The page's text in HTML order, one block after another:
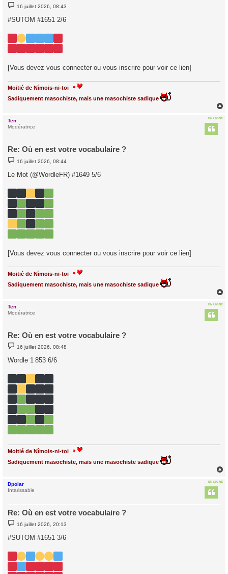
M
e
s
s
g
e
16 juillet 2026, 08:43
#SUTOM #1651 2/6
[Vous devez vous connecter ou vous inscrire pour voir ce lien]
Moitié de Nîmois-ni-toi
Sadiquement masochiste, mais une masochiste sadique
EN LIGNE
Ten
Modératrice
Re: Où en est votre vocabulaire ?
M
e
s
s
g
16 juillet 2026, 08:44
Le Mot (@WordleFR) #1649 5/6
[Vous devez vous connecter ou vous inscrire pour voir ce lien]
Moitié de Nîmois-ni-toi
Sadiquement masochiste, mais une masochiste sadique
EN LIGNE
Ten
Modératrice
Re: Où en est votre vocabulaire ?
M
e
s
g
16 juillet 2026, 08:48
Wordle 1 853 6/6
Moitié de Nîmois-ni-toi
Sadiquement masochiste, mais une masochiste sadique
EN LIGNE
Dpolar
Intarissable
Re: Où en est votre vocabulaire ?
M
e
s
s
g
e
16 juillet 2026, 20:13
#SUTOM #1651 3/6